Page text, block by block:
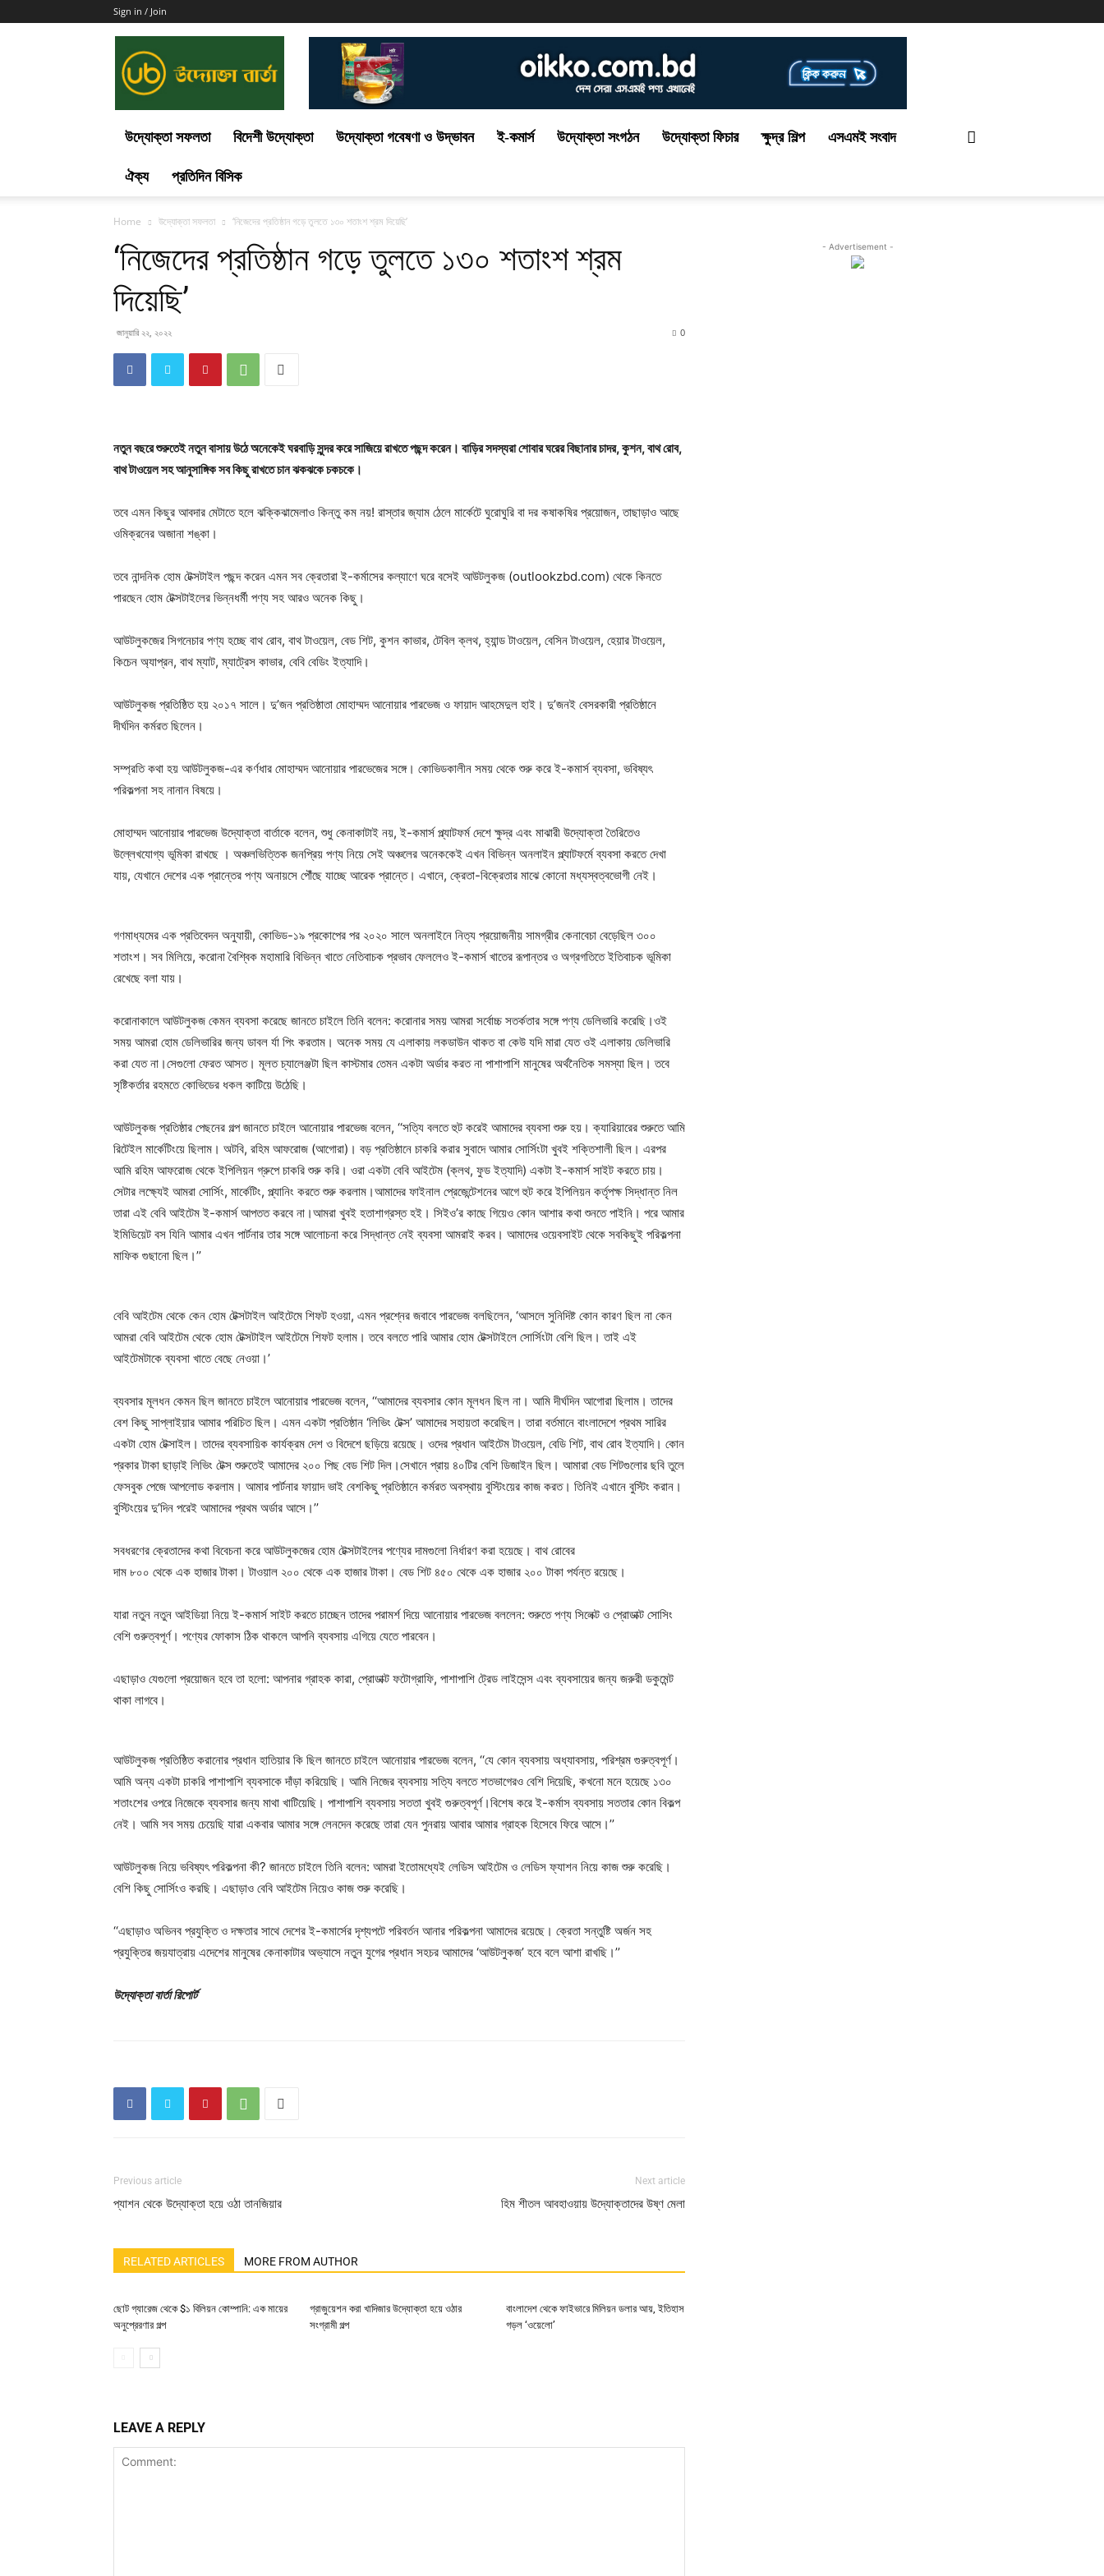
Sign in / Join
উদ্যোক্তা সফলতা বিদেশী উদ্যোক্তা উদ্যোক্তা গবেষণা ও উদ্ভাবন ই-কমার্স উদ্যোক্তা সংগঠন উদ্যোক্তা ফিচার ক্ষুদ্র শিল্প এসএমই সংবাদ
ঐক্য প্রতিদিন বিসিক
Home উদ্যোক্তা সফলতা ‘নিজেদের প্রতিষ্ঠান গড়ে তুলতে ১৩০ শতাংশ শ্রম দিয়েছি’
‘নিজেদের প্রতিষ্ঠান গড়ে তুলতে ১৩০ শতাংশ শ্রম
দিয়েছি’
জানুয়ারি ২২, ২০২২ 0
নতুন বছরে শুরুতেই নতুন বাসায় উঠে অনেকেই ঘরবাড়ি সুন্দর করে সাজিয়ে রাখতে পছন্দ করেন। বাড়ির সদস্যরা শোবার ঘরের বিছানার চাদর, কুশন, বাথ রোব,
বাথ টাওয়েল সহ আনুসাঙ্গিক সব কিছু রাখতে চান ঝকঝকে চকচকে।
তবে এমন কিছুর আবদার মেটাতে হলে ঝক্কিঝামেলাও কিন্তু কম নয়! রাস্তার জ্যাম ঠেলে মার্কেটে ঘুরোঘুরি বা দর কষাকষির প্রয়োজন, তাছাড়াও আছে
ওমিক্রনের অজানা শঙ্কা।
তবে নান্দনিক হোম টেক্সটাইল পছন্দ করেন এমন সব ক্রেতারা ই-কর্মাসের কল্যাণে ঘরে বসেই আউটলুকজ (outlookzbd.com) থেকে কিনতে
পারছেন হোম টেক্সটাইলের ভিন্নধর্মী পণ্য সহ আরও অনেক কিছু।
আউটলুকজের সিগনেচার পণ্য হচ্ছে বাথ রোব, বাথ টাওয়েল, বেড শিট, কুশন কাভার, টেবিল ক্লথ, হ্যান্ড টাওয়েল, বেসিন টাওয়েল, হেয়ার টাওয়েল,
কিচেন অ্যাপ্রন, বাথ ম্যাট, ম্যাট্রেস কাভার, বেবি বেডিং ইত্যাদি।
আউটলুকজ প্রতিষ্ঠিত হয় ২০১৭ সালে। দু’জন প্রতিষ্ঠাতা মোহাম্মদ আনোয়ার পারভেজ ও ফায়াদ আহমেদুল হাই। দু’জনই বেসরকারী প্রতিষ্ঠানে
দীর্ঘদিন কর্মরত ছিলেন।
সম্প্রতি কথা হয় আউটলুকজ-এর কর্ণধার মোহাম্মদ আনোয়ার পারভেজের সঙ্গে। কোভিডকালীন সময় থেকে শুরু করে ই-কমার্স ব্যবসা, ভবিষ্যৎ
পরিকল্পনা সহ নানান বিষয়ে।
মোহাম্মদ আনোয়ার পারভেজ উদ্যোক্তা বার্তাকে বলেন, শুধু কেনাকাটাই নয়, ই-কমার্স প্ল্যাটফর্ম দেশে ক্ষুদ্র এবং মাঝারী উদ্যোক্তা তৈরিতেও
উল্লেখযোগ্য ভূমিকা রাখছে । অঞ্চলভিত্তিক জনপ্রিয় পণ্য নিয়ে সেই অঞ্চলের অনেককেই এখন বিভিন্ন অনলাইন প্ল্যাটফর্মে ব্যবসা করতে দেখা
যায়, যেখানে দেশের এক প্রান্তের পণ্য অনায়সে পৌঁছে যাচ্ছে আরেক প্রান্তে। এখানে, ক্রেতা-বিক্রেতার মাঝে কোনো মধ্যস্বত্বভোগী নেই।
গণমাধ্যমের এক প্রতিবেদন অনুযায়ী, কোভিড-১৯ প্রকোপের পর ২০২০ সালে অনলাইনে নিত্য প্রয়োজনীয় সামগ্রীর কেনাবেচা বেড়েছিল ৩০০
শতাংশ। সব মিলিয়ে, করোনা বৈশ্বিক মহামারি বিভিন্ন খাতে নেতিবাচক প্রভাব ফেললেও ই-কমার্স খাতের রূপান্তর ও অগ্রগতিতে ইতিবাচক ভূমিকা
রেখেছে বলা যায়।
করোনাকালে আউটলুকজ কেমন ব্যবসা করেছে জানতে চাইলে তিনি বলেন: করোনার সময় আমরা সর্বোচ্চ সতর্কতার সঙ্গে পণ্য ডেলিভারি করেছি।ওই
সময় আমরা হোম ডেলিভারির জন্য ডাবল র্যা পিং করতাম। অনেক সময় যে এলাকায় লকডাউন থাকত বা কেউ যদি মারা যেত ওই এলাকায় ডেলিভারি
করা যেত না।সেগুলো ফেরত আসত। মূলত চ্যালেঞ্জটা ছিল কাস্টমার তেমন একটা অর্ডার করত না পাশাপাশি মানুষের অর্থনৈতিক সমস্যা ছিল। তবে
সৃষ্টিকর্তার রহমতে কোভিডের ধকল কাটিয়ে উঠেছি।
আউটলুকজ প্রতিষ্ঠার পেছনের গল্প জানতে চাইলে আনোয়ার পারভেজ বলেন, ‘‘সত্যি বলতে হুট করেই আমাদের ব্যবসা শুরু হয়। ক্যারিয়ারের শুরুতে আমি
রিটেইল মার্কেটিংয়ে ছিলাম। অটবি, রহিম আফরোজ (আগোরা)। বড় প্রতিষ্ঠানে চাকরি করার সুবাদে আমার সোর্সিংটা খুবই শক্তিশালী ছিল। এরপর
আমি রহিম আফরোজ থেকে ইপিলিয়ন গ্রুপে চাকরি শুরু করি। ওরা একটা বেবি আইটেম (ক্লথ, ফুড ইত্যাদি) একটা ই-কমার্স সাইট করতে চায়।
সেটার লক্ষ্যেই আমরা সোর্সিং, মার্কেটিং, প্ল্যানিং করতে শুরু করলাম।আমাদের ফাইনাল প্রেজেন্টেশনের আগে হুট করে ইপিলিয়ন কর্তৃপক্ষ সিদ্ধান্ত নিল
তারা এই বেবি আইটেম ই-কমার্স আপতত করবে না।আমরা খুবই হতাশাগ্রস্ত হই। সিইও’র কাছে গিয়েও কোন আশার কথা শুনতে পাইনি। পরে আমার
ইমিডিয়েট বস যিনি আমার এখন পার্টনার তার সঙ্গে আলোচনা করে সিদ্ধান্ত নেই ব্যবসা আমরাই করব। আমাদের ওয়েবসাইট থেকে সবকিছুই পরিকল্পনা
মাফিক গুছানো ছিল।’’
বেবি আইটেম থেকে কেন হোম টেক্সটাইল আইটেমে শিফট হওয়া, এমন প্রশ্নের জবাবে পারভেজ বলছিলেন, ‘আসলে সুনিদিষ্ট কোন কারণ ছিল না কেন
আমরা বেবি আইটেম থেকে হোম টেক্সটাইল আইটেমে শিফট হলাম। তবে বলতে পারি আমার হোম টেক্সটাইলে সোর্সিংটা বেশি ছিল। তাই এই
আইটেমটাকে ব্যবসা খাতে বেছে নেওয়া।’
ব্যবসার মূলধন কেমন ছিল জানতে চাইলে আনোয়ার পারভেজ বলেন, ‘‘আমাদের ব্যবসার কোন মূলধন ছিল না। আমি দীর্ঘদিন আগোরা ছিলাম। তাদের
বেশ কিছু সাপ্লাইয়ার আমার পরিচিত ছিল। এমন একটা প্রতিষ্ঠান ‘লিভিং টেক্স’ আমাদের সহায়তা করেছিল। তারা বর্তমানে বাংলাদেশে প্রথম সারির
একটা হোম টেক্সাইল। তাদের ব্যবসায়িক কার্যক্রম দেশ ও বিদেশে ছড়িয়ে রয়েছে। ওদের প্রধান আইটেম টাওয়েল, বেডি শিট, বাথ রোব ইত্যাদি। কোন
প্রকার টাকা ছাড়াই লিভিং টেক্স শুরুতেই আমাদের ২০০ পিছ বেড শিট দিল।সেখানে প্রায় ৪০টির বেশি ডিজাইন ছিল। আমারা বেড শিটগুলোর ছবি তুলে
ফেসবুক পেজে আপলোড করলাম। আমার পার্টনার ফায়াদ ভাই বেশকিছু প্রতিষ্ঠানে কর্মরত অবস্থায় বুস্টিংয়ের কাজ করত। তিনিই এখানে বুস্টিং করান।
বুস্টিংয়ের দু’দিন পরেই আমাদের প্রথম অর্ডার আসে।’’
সবধরণের ক্রেতাদের কথা বিবেচনা করে আউটলুকজের হোম টেক্সটাইলের পণ্যের দামগুলো নির্ধারণ করা হয়েছে। বাথ রোবের
দাম ৮০০ থেকে এক হাজার টাকা। টাওয়াল ২০০ থেকে এক হাজার টাকা। বেড শিট ৪৫০ থেকে এক হাজার ২০০ টাকা পর্যন্ত রয়েছে।
যারা নতুন নতুন আইডিয়া নিয়ে ই-কমার্স সাইট করতে চাচ্ছেন তাদের পরামর্শ দিয়ে আনোয়ার পারভেজ বললেন: শুরুতে পণ্য সিলেক্ট ও প্রোডাক্ট সোসিং
বেশি গুরুত্বপূর্ণ। পণ্যের ফোকাস ঠিক থাকলে আপনি ব্যবসায় এগিয়ে যেতে পারবেন।
এছাড়াও যেগুলো প্রয়োজন হবে তা হলো: আপনার গ্রাহক কারা, প্রোডাক্ট ফটোগ্রাফি, পাশাপাশি ট্রেড লাইসেন্স এবং ব্যবসায়ের জন্য জরুরী ডকুমেন্ট
থাকা লাগবে।
আউটলুকজ প্রতিষ্ঠিত করানোর প্রধান হাতিয়ার কি ছিল জানতে চাইলে আনোয়ার পারভেজ বলেন, ‘‘যে কোন ব্যবসায় অধ্যাবসায়, পরিশ্রম গুরুত্বপূর্ণ।
আমি অন্য একটা চাকরি পাশাপাশি ব্যবসাকে দাঁড়া করিয়েছি। আমি নিজের ব্যবসায় সত্যি বলতে শতভাগেরও বেশি দিয়েছি, কখনো মনে হয়েছে ১৩০
শতাংশের ওপরে নিজেকে ব্যবসার জন্য মাথা খাটিয়েছি। পাশাপাশি ব্যবসায় সততা খুবই গুরুত্বপূর্ণ।বিশেষ করে ই-কর্মাস ব্যবসায় সততার কোন বিকল্প
নেই। আমি সব সময় চেয়েছি যারা একবার আমার সঙ্গে লেনদেন করেছে তারা যেন পুনরায় আবার আমার গ্রাহক হিসেবে ফিরে আসে।’’
আউটলুকজ নিয়ে ভবিষ্যৎ পরিকল্পনা কী? জানতে চাইলে তিনি বলেন: আমরা ইতোমধ্যেই লেডিস আইটেম ও লেডিস ফ্যাশন নিয়ে কাজ শুরু করেছি।
বেশি কিছু সোর্সিংও করছি। এছাড়াও বেবি আইটেম নিয়েও কাজ শুরু করেছি।
‘‘এছাড়াও অভিনব প্রযুক্তি ও দক্ষতার সাথে দেশের ই-কমার্সের দৃশ্যপটে পরিবর্তন আনার পরিকল্পনা আমাদের রয়েছে। ক্রেতা সন্তুষ্টি অর্জন সহ
প্রযুক্তির জয়যাত্রায় এদেশের মানুষের কেনাকাটার অভ্যাসে নতুন যুগের প্রধান সহচর আমাদের ‘আউটলুকজ’ হবে বলে আশা রাখছি।’’
উদ্যোক্তা বার্তা রিপোর্ট
Previous article
প্যাশন থেকে উদ্যোক্তা হয়ে ওঠা তানজিয়ার
Next article
হিম শীতল আবহাওয়ায় উদ্যোক্তাদের উষ্ণ মেলা
RELATED ARTICLES MORE FROM AUTHOR
ছোট গ্যারেজ থেকে $১ বিলিয়ন কোম্পানি: এক মায়ের
অনুপ্রেরণার গল্প
গ্রাজুয়েশন করা খাদিজার উদ্যোক্তা হয়ে ওঠার
সংগ্রামী গল্প
বাংলাদেশ থেকে ফাইভারে মিলিয়ন ডলার আয়, ইতিহাস
গড়ল ‘ওয়েলো’
LEAVE A REPLY
- Advertisement -